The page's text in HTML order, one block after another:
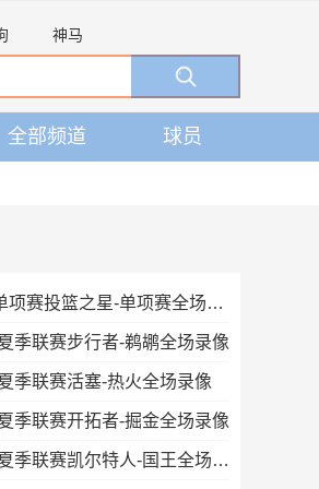
神马
全部频道 球员
WNBA全明星单项赛投篮之星-单项赛全场录像
季联赛步行者-鹈鹕全场录像
季联赛活塞-热火全场录像
季联赛开拓者-掘金全场录像
07月16日NBA夏季联赛凯尔特人-国王全场录像